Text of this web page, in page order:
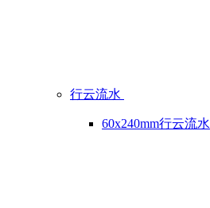
行云流水
60x240mm行云流水